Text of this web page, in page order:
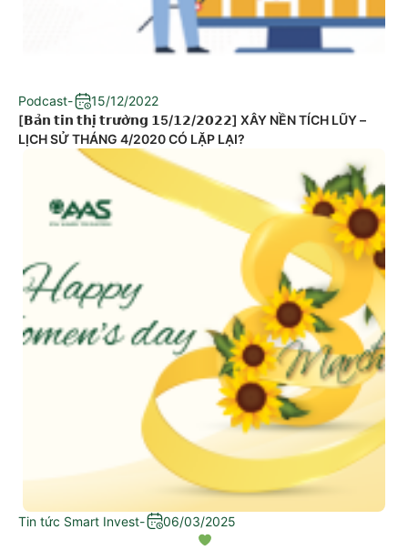
Podcast-
15/12/2022
[𝗕𝗮̉𝗻 𝘁𝗶𝗻 𝘁𝗵𝗶̣ 𝘁𝗿𝘂̛𝗼̛̀𝗻𝗴 𝟭5/𝟭𝟮/𝟮𝟬𝟮𝟮] XÂY NỀN TÍCH LŨY –
LỊCH SỬ THÁNG 4/2020 CÓ LẶP LẠI?
Tin tức Smart Invest- 06/03/2025